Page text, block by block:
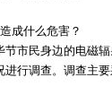
成什么危害？
市民身边的电磁辐
行调查。调查主要